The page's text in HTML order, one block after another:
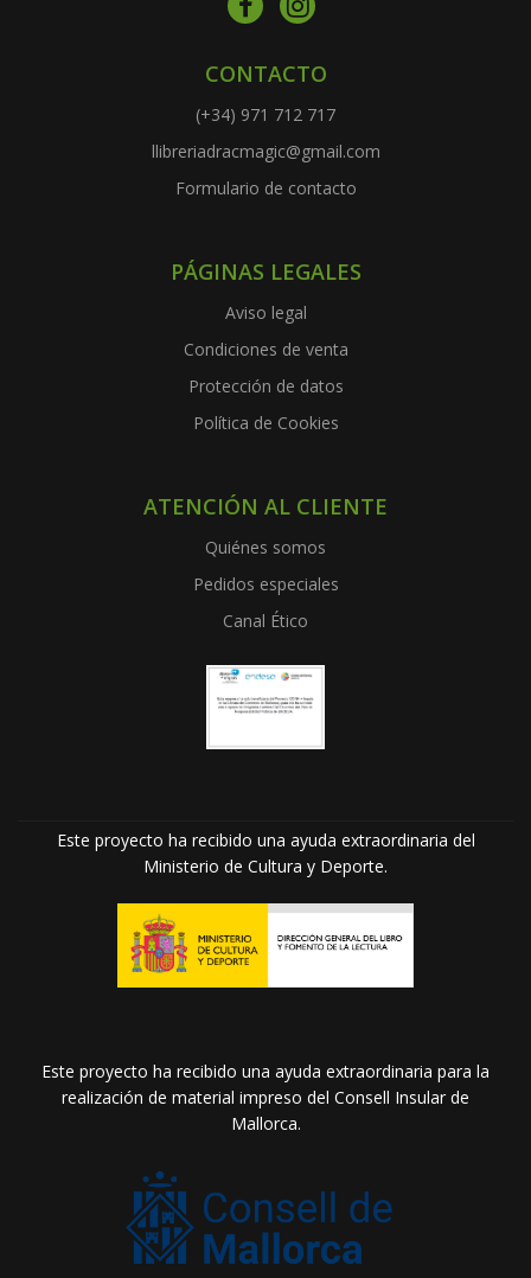
CONTACTO
(+34) 971 712 717
llibreriadracmagic@gmail.com
Formulario de contacto
PÁGINAS LEGALES
Aviso legal
Condiciones de venta
Protección de datos
Política de Cookies
ATENCIÓN AL CLIENTE
Quiénes somos
Pedidos especiales
Canal Ético
Este proyecto ha recibido una ayuda extraordinaria del
Ministerio de Cultura y Deporte.
Este proyecto ha recibido una ayuda extraordinaria para la
realización de material impreso del Consell Insular de
Mallorca.